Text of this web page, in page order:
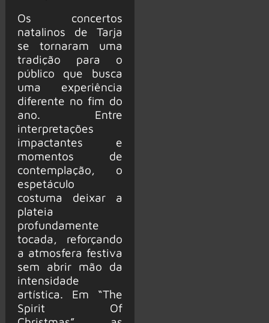
Os concertos
natalinos de Tarja
se tornaram uma
tradição para o
público que busca
uma experiência
diferente no fim do
ano. Entre
interpretações
impactantes e
momentos de
contemplação, o
espetáculo
costuma deixar a
plateia
profundamente
tocada, reforçando
a atmosfera festiva
sem abrir mão da
intensidade
artística. Em “The
Spirit Of